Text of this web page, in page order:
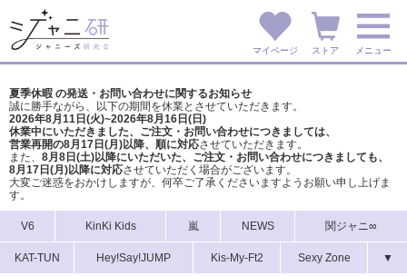
マイページ ストア メニュー
夏季休暇 の発送・お問い合わせに関するお知らせ
誠に勝手ながら、以下の期間を休業とさせていただきます。
2026年8月11日(火)~2026年8月16日(日)
休業中にいただきました、ご注文・お問い合わせにつきましては、
営業再開の8月17日(月)以降、順に対応させていただきます。
また、 8月8日(土)以降にいただいた、ご注文・ お問い合わせにつきましても、
8月17日(月)以降に対応させていただく場合がございます。
大変ご迷惑をおかけしますが、 何卒ご了承くださいますようお願い申し上げま
す。
V6 KinKi Kids 嵐 NEWS 関ジャニ∞
KAT-TUN Hey!Say!JUMP Kis-My-Ft2 Sexy Zone ▼